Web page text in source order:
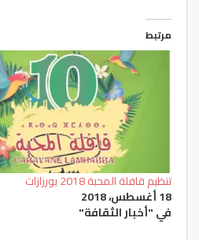
مرتبط
تنظيم قافلة المحبة 2018 بورزازات
18 أغسطس، 2018
في "أخبار الثقافة"